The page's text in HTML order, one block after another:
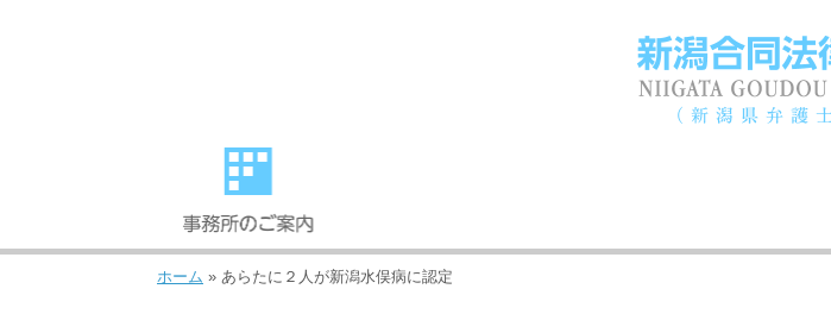
ホーム » あらたに２人が新潟水俣病に認定